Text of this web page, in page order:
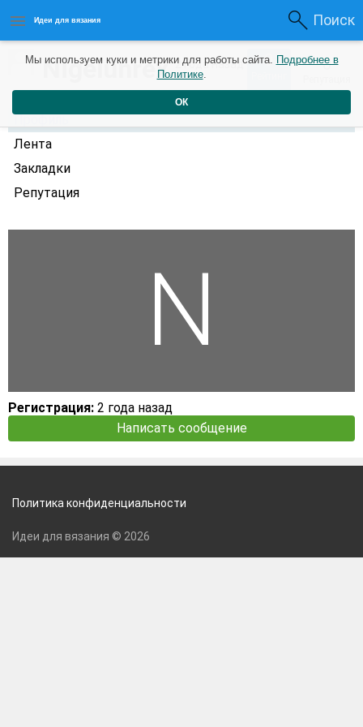
Идеи для вязания Поиск
Nigelunrex2 года назад 0 0
Профиль
Лента
Закладки
Репутация
Регистрация: 2 года назад
Написать сообщение
Мы используем куки и метрики для работы сайта. Подробнее в
Политике.
ОК
Политика конфиденциальности
Идеи для вязания © 2026